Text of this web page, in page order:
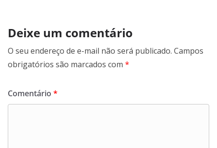
Deixe um comentário
O seu endereço de e-mail não será publicado. Campos
obrigatórios são marcados com *
Comentário *